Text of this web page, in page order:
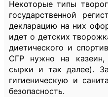
Некоторые типы
государственной
декларацию на них
идет о детских
диетического и
СГР нужно на казеин,
сырки и так далее).
гигиеническую и
безопасность.